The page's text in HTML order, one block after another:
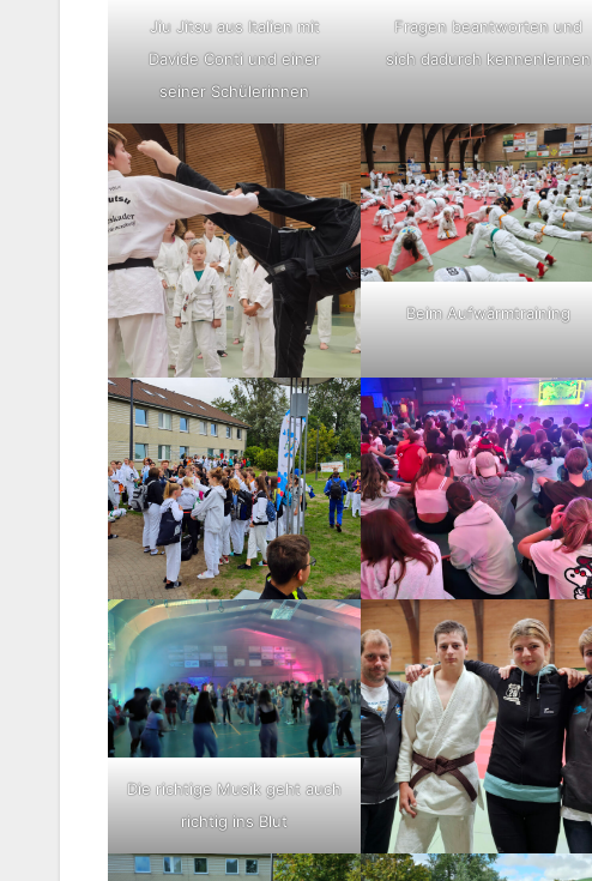
Jiu Jitsu aus Italien mit
Davide Conti und einer
seiner Schülerinnen
Fragen beantworten und
sich dadurch kennenlernen
Beim Aufwärmtraining
Die richtige Musik geht auch
richtig ins Blut